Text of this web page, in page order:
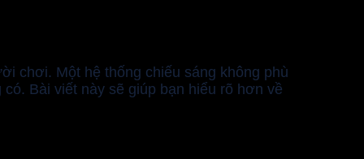
chơi. Một hệ thống chiếu sáng không phù
Bài viết này sẽ giúp bạn hiểu rõ hơn về